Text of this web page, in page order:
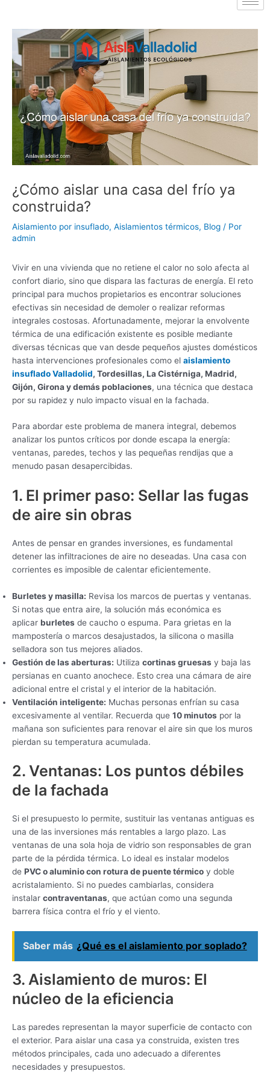
¿Cómo aislar una casa del frío ya
construida?
Aislamiento por insuflado, Aislamientos térmicos, Blog / Por
admin
Vivir en una vivienda que no retiene el calor no solo afecta al
confort diario, sino que dispara las facturas de energía. El reto
principal para muchos propietarios es encontrar soluciones
efectivas sin necesidad de demoler o realizar reformas
integrales costosas. Afortunadamente, mejorar la envolvente
térmica de una edificación existente es posible mediante
diversas técnicas que van desde pequeños ajustes domésticos
hasta intervenciones profesionales como el aislamiento
insuflado Valladolid, Tordesillas, La Cistérniga, Madrid,
Gijón, Girona y demás poblaciones, una técnica que destaca
por su rapidez y nulo impacto visual en la fachada.
Para abordar este problema de manera integral, debemos
analizar los puntos críticos por donde escapa la energía:
ventanas, paredes, techos y las pequeñas rendijas que a
menudo pasan desapercibidas.
1. El primer paso: Sellar las fugas
de aire sin obras
Antes de pensar en grandes inversiones, es fundamental
detener las infiltraciones de aire no deseadas. Una casa con
corrientes es imposible de calentar eficientemente.
Burletes y masilla: Revisa los marcos de puertas y ventanas.
Si notas que entra aire, la solución más económica es
aplicar burletes de caucho o espuma. Para grietas en la
mampostería o marcos desajustados, la silicona o masilla
selladora son tus mejores aliados.
Gestión de las aberturas: Utiliza cortinas gruesas y baja las
persianas en cuanto anochece. Esto crea una cámara de aire
adicional entre el cristal y el interior de la habitación.
Ventilación inteligente: Muchas personas enfrían su casa
excesivamente al ventilar. Recuerda que 10 minutos por la
mañana son suficientes para renovar el aire sin que los muros
pierdan su temperatura acumulada.
2. Ventanas: Los puntos débiles
de la fachada
Si el presupuesto lo permite, sustituir las ventanas antiguas es
una de las inversiones más rentables a largo plazo. Las
ventanas de una sola hoja de vidrio son responsables de gran
parte de la pérdida térmica. Lo ideal es instalar modelos
de PVC o aluminio con rotura de puente térmico y doble
acristalamiento. Si no puedes cambiarlas, considera
instalar contraventanas, que actúan como una segunda
barrera física contra el frío y el viento.
Saber más ¿Qué es el aislamiento por soplado?
3. Aislamiento de muros: El
núcleo de la eficiencia
Las paredes representan la mayor superficie de contacto con
el exterior. Para aislar una casa ya construida, existen tres
métodos principales, cada uno adecuado a diferentes
necesidades y presupuestos.